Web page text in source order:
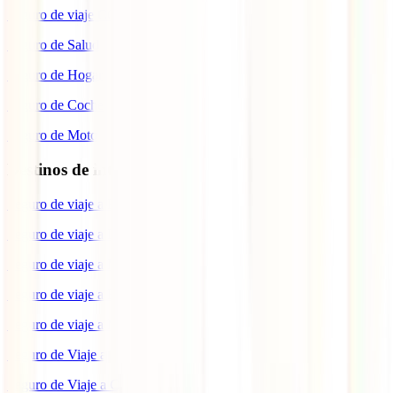
Seguro de viaje COVID
Seguro de Salud
Seguro de Hogar
Seguro de Coche
Seguro de Moto
Destinos de interés
Seguro de viaje a EEUU
Seguro de viaje a Indonesia
Seguro de viaje a Marruecos
Seguro de viaje a Reino Unido
Seguro de viaje a México
Seguro de Viaje a Tailandia
Seguro de Viaje a China